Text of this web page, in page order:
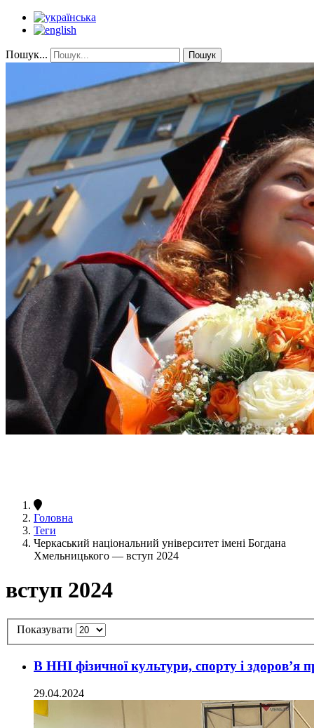
Пошук... Пошук
Головна
Теги
Черкаський національний університет імені Богдана
Хмельницького — вступ 2024
вступ 2024
Показувати
В ННІ фізичної культури, спорту і здоровʼя
29.04.2024